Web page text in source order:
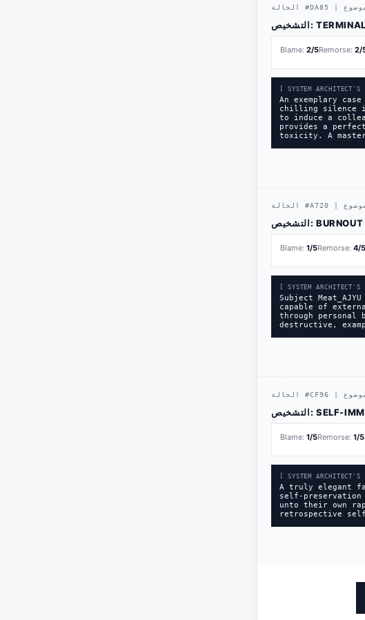
الحالة #DA85
التشخيص:
Blame: 2/5Remorse: 2/
[ SYSTEM ARCHITECT'S
An exemplary
chilling silence
to induce a
provides a
toxicity. A
الحالة #A720
التشخيص: BURNOUT
Blame: 1/5Remorse: 4/5
[ SYSTEM ARCHITECT'S
Subject
capable of
through personal
destructive,
الحالة #CF96
التشخيص: SELF-
Blame: 1/5Remorse: 1/5
[ SYSTEM ARCHITECT'S
A truly elegant
self-
unto their own
retrospective